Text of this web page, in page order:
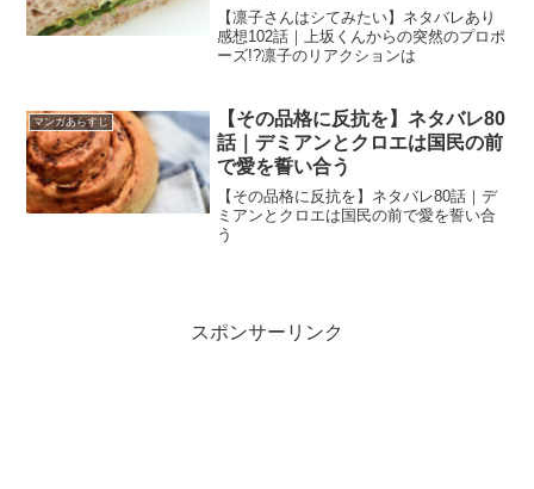
クションは
【凛子さんはシてみたい】ネタバレあり
感想102話｜上坂くんからの突然のプロポ
ーズ!?凛子のリアクションは
マンガあらすじ
【その品格に反抗を】ネタバレ80
話｜デミアンとクロエは国民の前
で愛を誓い合う
【その品格に反抗を】ネタバレ80話｜デ
ミアンとクロエは国民の前で愛を誓い合
う
スポンサーリンク